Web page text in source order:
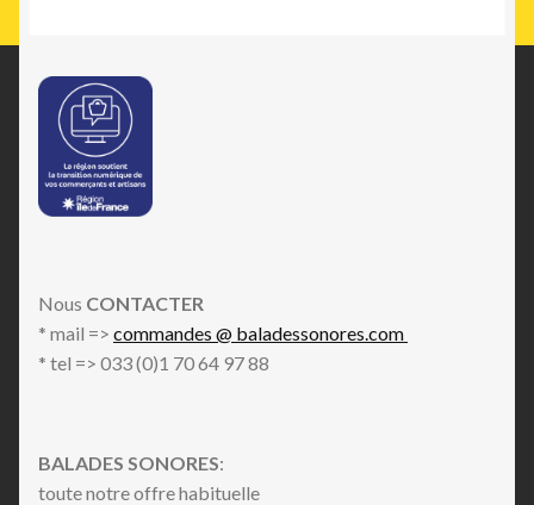
Nous CONTACTER
* mail => commandes @ baladessonores.com
* tel => 033 (0)1 70 64 97 88
BALADES SONORES:
toute notre offre habituelle